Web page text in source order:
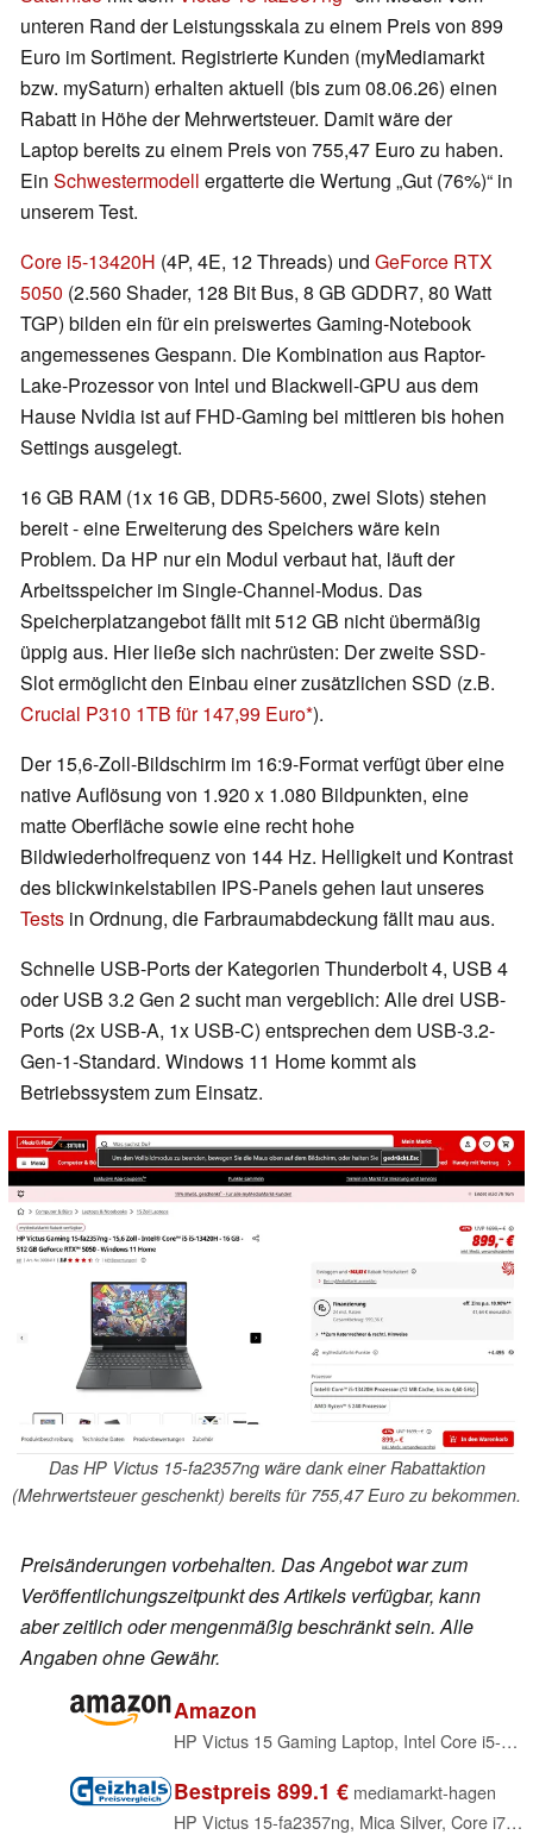
unteren Rand der Leistungsskala zu einem Preis von 899
Euro im Sortiment. Registrierte Kunden (myMediamarkt
bzw. mySaturn) erhalten aktuell (bis zum 08.06.26) einen
Rabatt in Höhe der Mehrwertsteuer. Damit wäre der
Laptop bereits zu einem Preis von 755,47 Euro zu haben.
Ein Schwestermodell ergatterte die Wertung „Gut (76%)“ in
unserem Test.
Core i5-13420H (4P, 4E, 12 Threads) und GeForce RTX
5050 (2.560 Shader, 128 Bit Bus, 8 GB GDDR7, 80 Watt
TGP) bilden ein für ein preiswertes Gaming-Notebook
angemessenes Gespann. Die Kombination aus Raptor-
Lake-Prozessor von Intel und Blackwell-GPU aus dem
Hause Nvidia ist auf FHD-Gaming bei mittleren bis hohen
Settings ausgelegt.
16 GB RAM (1x 16 GB, DDR5-5600, zwei Slots) stehen
bereit - eine Erweiterung des Speichers wäre kein
Problem. Da HP nur ein Modul verbaut hat, läuft der
Arbeitsspeicher im Single-Channel-Modus. Das
Speicherplatzangebot fällt mit 512 GB nicht übermäßig
üppig aus. Hier ließe sich nachrüsten: Der zweite SSD-
Slot ermöglicht den Einbau einer zusätzlichen SSD (z.B.
Crucial P310 1TB für 147,99 Euro ).
Der 15,6-Zoll-Bildschirm im 16:9-Format verfügt über eine
native Auflösung von 1.920 x 1.080 Bildpunkten, eine
matte Oberfläche sowie eine recht hohe
Bildwiederholfrequenz von 144 Hz. Helligkeit und Kontrast
des blickwinkelstabilen IPS-Panels gehen laut unseres
Tests in Ordnung, die Farbraumabdeckung fällt mau aus.
Schnelle USB-Ports der Kategorien Thunderbolt 4, USB 4
oder USB 3.2 Gen 2 sucht man vergeblich: Alle drei USB-
Ports (2x USB-A, 1x USB-C) entsprechen dem USB-3.2-
Gen-1-Standard. Windows 11 Home kommt als
Betriebssystem zum Einsatz.
Das HP Victus 15-fa2357ng wäre dank einer Rabattaktion
(Mehrwertsteuer geschenkt) bereits für 755,47 Euro zu bekommen.
Preisänderungen vorbehalten. Das Angebot war zum
Veröffentlichungszeitpunkt des Artikels verfügbar, kann
aber zeitlich oder mengenmäßig beschränkt sein. Alle
Angaben ohne Gewähr.
Amazon
HP Victus 15 Gaming Laptop, Intel Core i5-13420H, 16 GB DDR5 RAM, 512 GB PCIe SSD, 15,6" FHD (1920x1080) IPS 144Hz Display, Nvidia Geforce RTX 5050, Deutsches Tastatur, Windows 11 Pro, Mica Silver
Bestpreis 899.1 € mediamarkt-hagen
HP Victus 15-fa2357ng, Mica Silver, Core i7-13620H, 16GB RAM, 512GB SSD, GeForce RTX 5050, DE (C8JD9EA#ABD)